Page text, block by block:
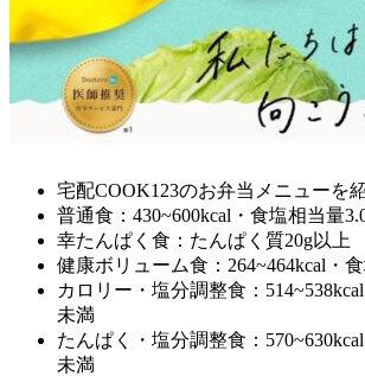
宅配COOK123のお弁当メニューを
普通食：430~600kcal・食塩相当量
幸たんぱく食：たんぱく質20g以上
健康ボリューム食：264~464kcal・
カロリー・塩分調整食：
未満
たんぱく・塩分調整食：
未満